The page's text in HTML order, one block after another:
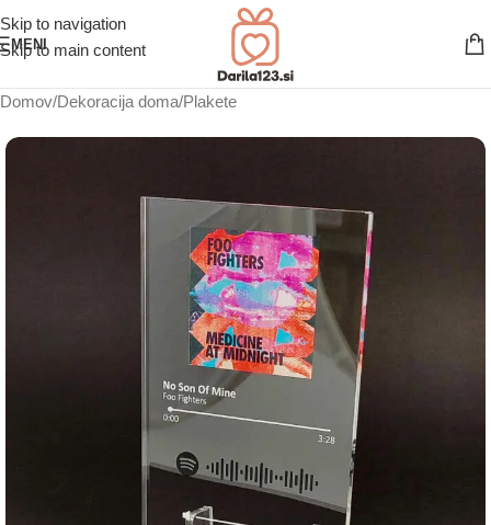
Skip to navigation
Skip to main content
MENI
Domov/Dekoracija doma/Plakete